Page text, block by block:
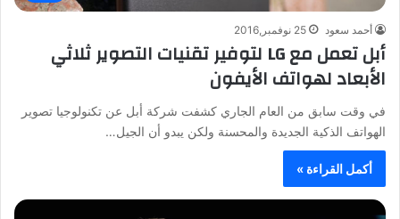
أحمد سعود 25 نوفمبر,2016
أبل تعمل مع LG لتوفير تقنيات التصوير ثلاثي
الأبعاد لهواتف الأيفون
في وقت سابق من العام الجاري كشفت شركة أبل عن تكنولوجيا تصوير
الهواتف الذكية الجديدة والمحسنة ولكن يبدو أن الجيل…
أكمل القراءة »